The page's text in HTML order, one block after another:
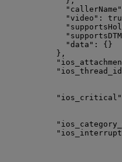
"callerName"
"video" :
"data"
},
"ios_critical"